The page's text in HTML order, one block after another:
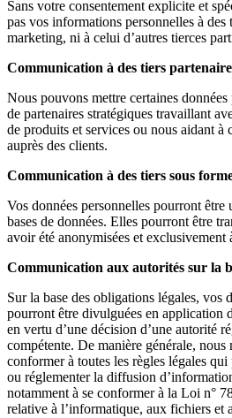
Sans votre consentement explicite et
pas vos informations personnelles à des
marketing, ni à celui d’autres tierces
Communication à des tiers
Nous pouvons mettre certaines
de partenaires stratégiques travaillant
de produits et services ou nous aidant à
auprès des clients.
Communication à des tiers sous
Vos données personnelles pourront
bases de données. Elles pourront être
avoir été anonymisées et exclusivement
Communication aux autorités sur la
Sur la base des obligations légales, vos
pourront être divulguées en application
en vertu d’une décision d’une autorité
compétente. De manière générale, nous
conformer à toutes les règles légales
ou réglementer la diffusion
notamment à se conformer à la Loi n°
relative à l’informatique, aux fichiers et